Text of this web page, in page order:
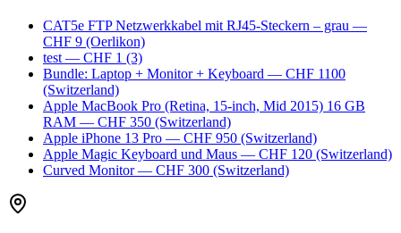
CAT5e FTP Netzwerkkabel mit RJ45-Steckern – grau —
CHF 9 (Oerlikon)
test — CHF 1 (3)
Bundle: Laptop + Monitor + Keyboard — CHF 1100
(Switzerland)
Apple MacBook Pro (Retina, 15-inch, Mid 2015) 16 GB
RAM — CHF 350 (Switzerland)
Apple iPhone 13 Pro — CHF 950 (Switzerland)
Apple Magic Keyboard und Maus — CHF 120 (Switzerland)
Curved Monitor— CHF 300 (Switzerland)